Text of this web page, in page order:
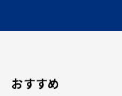
おすすめ